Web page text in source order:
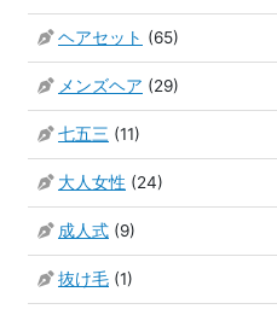
ヘアセット (65)
メンズヘア (29)
七五三 (11)
大人女性 (24)
成人式 (9)
抜け毛 (1)